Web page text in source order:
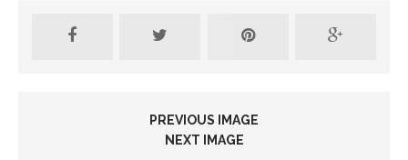
PREVIOUS IMAGE
NEXT IMAGE